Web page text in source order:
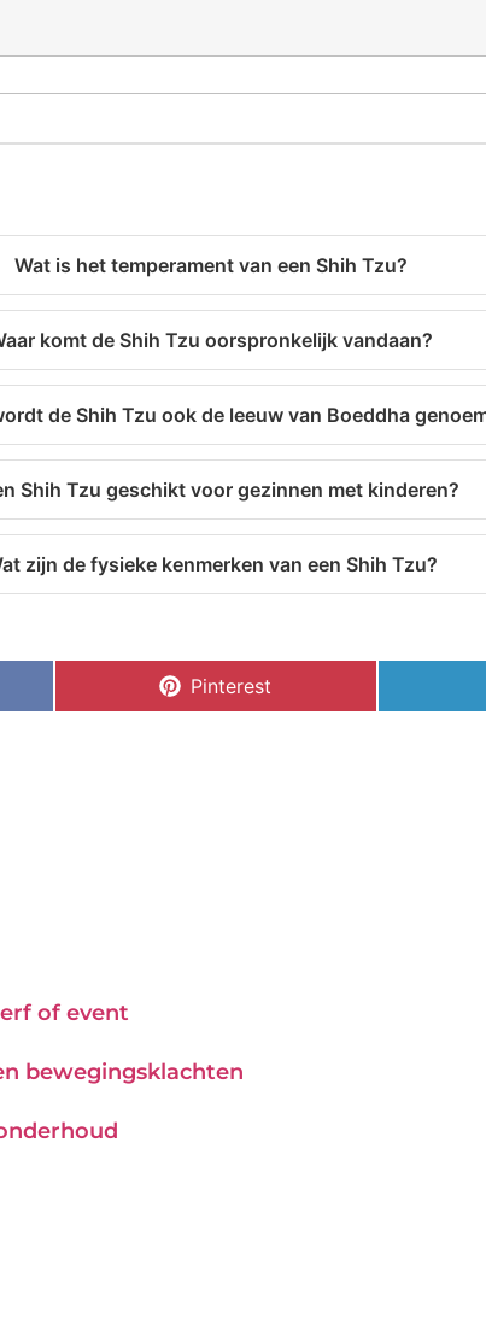
Wat is het temperament van een Shih Tzu?
komt de Shih Tzu oorspronkelijk vandaan?
de Shih Tzu ook de leeuw van Boeddha
Shih Tzu geschikt voor gezinnen met kinderen?
zijn de fysieke kenmerken van een Shih Tzu?
Pinterest
of event
bewegingsklachten